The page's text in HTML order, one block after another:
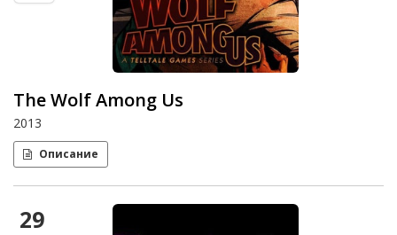
The Wolf Among Us
2013
Описание
29